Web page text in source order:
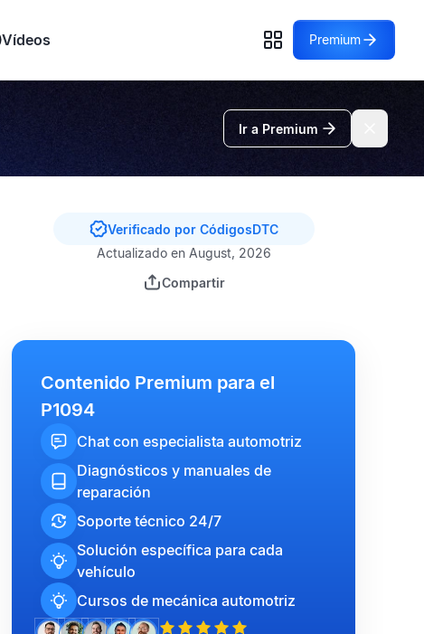
Vídeos Premium
Ir a Premium
Verificado por CódigosDTC
Actualizado en August, 2026
Compartir
Contenido Premium para el
P1094
Chat con especialista automotriz
Diagnósticos y manuales de
reparación
Soporte técnico 24/7
Solución específica para cada
vehículo
Cursos de mecánica automotriz